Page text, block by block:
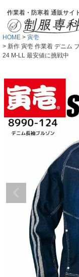
作業着・防寒着 通販サイト
HOME
寅壱
新作 寅壱 作業着 デニム
24 M-LL 最安値に挑戦中